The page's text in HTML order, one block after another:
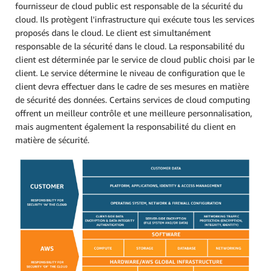
fournisseur de cloud public est responsable de la sécurité du
cloud. Ils protègent l'infrastructure qui exécute tous les services
proposés dans le cloud. Le client est simultanément
responsable de la sécurité dans le cloud. La responsabilité du
client est déterminée par le service de cloud public choisi par le
client. Le service détermine le niveau de configuration que le
client devra effectuer dans le cadre de ses mesures en matière
de sécurité des données. Certains services de cloud computing
offrent un meilleur contrôle et une meilleure personnalisation,
mais augmentent également la responsabilité du client en
matière de sécurité.